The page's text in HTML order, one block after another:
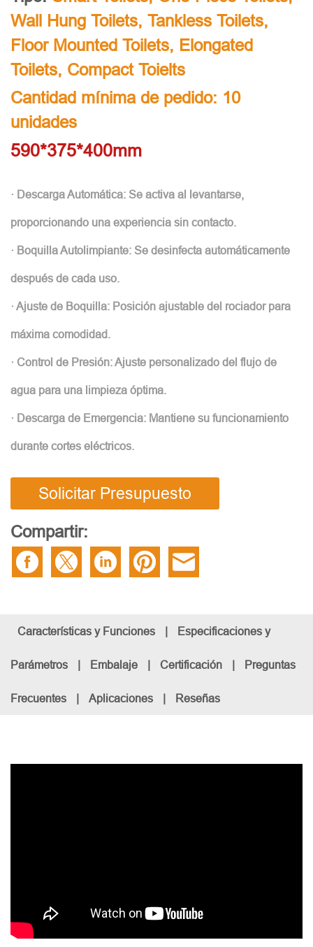
Wall Hung Toilets, Tankless Toilets,
Floor Mounted Toilets, Elongated
Toilets, Compact Toielts
Cantidad mínima de pedido: 10
unidades
590*375*400mm
· Descarga Automática: Se activa al levantarse,
proporcionando una experiencia sin contacto.
· Boquilla Autolimpiante: Se desinfecta automáticamente
después de cada uso.
· Ajuste de Boquilla: Posición ajustable del rociador para
máxima comodidad.
· Control de Presión: Ajuste personalizado del flujo de
agua para una limpieza óptima.
· Descarga de Emergencia: Mantiene su funcionamiento
durante cortes eléctricos.
Solicitar Presupuesto
Compartir:
Características y Funciones | Especificaciones y
Parámetros | Embalaje | Certificación | Preguntas
Frecuentes | Aplicaciones | Reseñas